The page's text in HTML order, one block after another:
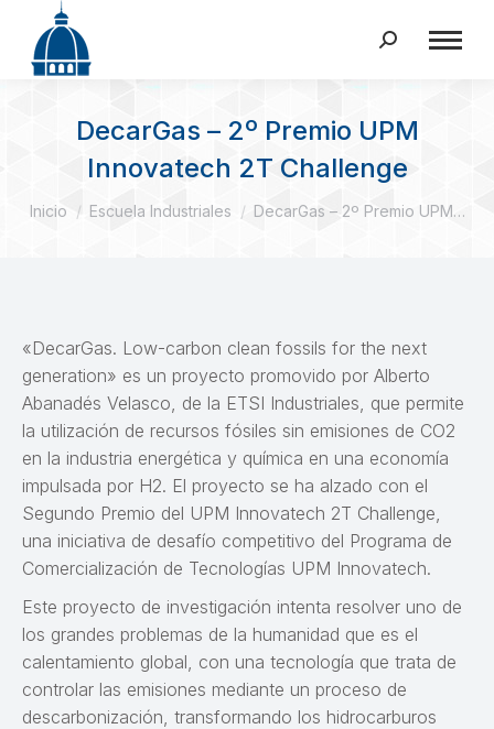
Buscar:
DecarGas – 2º Premio UPM
Innovatech 2T Challenge
Estás aquí:
Inicio Escuela Industriales DecarGas – 2º Premio UPM…
«DecarGas. Low-carbon clean fossils for the next
generation» es un proyecto promovido por Alberto
Abanadés Velasco, de la ETSI Industriales, que permite
la utilización de recursos fósiles sin emisiones de CO2
en la industria energética y química en una economía
impulsada por H2. El proyecto se ha alzado con el
Segundo Premio del UPM Innovatech 2T Challenge,
una iniciativa de desafío competitivo del Programa de
Comercialización de Tecnologías UPM Innovatech.
Este proyecto de investigación intenta resolver uno de
los grandes problemas de la humanidad que es el
calentamiento global, con una tecnología que trata de
controlar las emisiones mediante un proceso de
descarbonización, transformando los hidrocarburos